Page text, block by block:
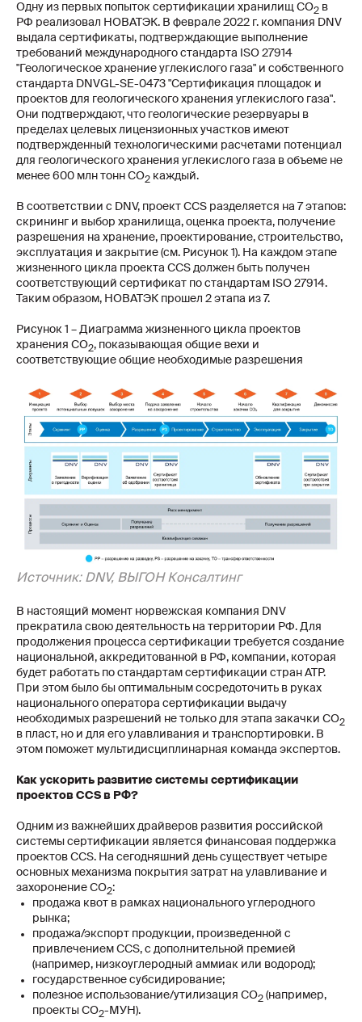
Одну из первых попыток сертификации хранилищ CO2 в
РФ реализовал НОВАТЭК. В феврале 2022 г. компания DNV
выдала сертификаты, подтверждающие выполнение
требований международного стандарта ISO 27914
"Геологическое хранение углекислого газа" и собственного
стандарта DNVGL-SE-0473 "Сертификация площадок и
проектов для геологического хранения углекислого газа".
Они подтверждают, что геологические резервуары в
пределах целевых лицензионных участков имеют
подтвержденный технологическими расчетами потенциал
для геологического хранения углекислого газа в объеме не
менее 600 млн тонн СО2 каждый.
В соответствии с DNV, проект CCS разделяется на 7 этапов:
скрининг и выбор хранилища, оценка проекта, получение
разрешения на хранение, проектирование, строительство,
эксплуатация и закрытие (см. Рисунок 1). На каждом этапе
жизненного цикла проекта CCS должен быть получен
соответствующий сертификат по стандартам ISO 27914.
Таким образом, НОВАТЭК прошел 2 этапа из 7.
Рисунок 1 – Диаграмма жизненного цикла проектов
хранения CO2, показывающая общие вехи и
соответствующие общие необходимые разрешения
Источник: DNV, ВЫГОН Консалтинг
В настоящий момент норвежская компания DNV
прекратила свою деятельность на территории РФ. Для
продолжения процесса сертификации требуется создание
национальной, аккредитованной в РФ, компании, которая
будет работать по стандартам сертификации стран АТР.
При этом было бы оптимальным сосредоточить в руках
национального оператора сертификации выдачу
необходимых разрешений не только для этапа закачки CO2
в пласт, но и для его улавливания и транспортировки. В
этом поможет мультидисциплинарная команда экспертов.
Как ускорить развитие системы сертификации
проектов CCS в РФ?
Одним из важнейших драйверов развития российской
системы сертификации является финансовая поддержка
проектов CCS. На сегодняшний день существует четыре
основных механизма покрытия затрат на улавливание и
захоронение СО2:
продажа квот в рамках национального углеродного
рынка;
продажа/экспорт продукции, произведенной с
привлечением CCS, c дополнительной премией
(например, низкоуглеродный аммиак или водород);
государственное субсидирование;
полезное использование/утилизация СО2 (например,
проекты СО2-МУН).